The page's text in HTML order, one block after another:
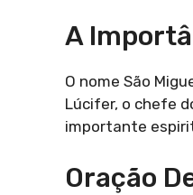
A
O nome São
Lúcifer, o chefe
importante
Oração